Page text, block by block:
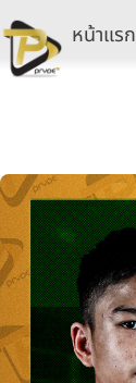
Skip
to
content
หน้าแรก